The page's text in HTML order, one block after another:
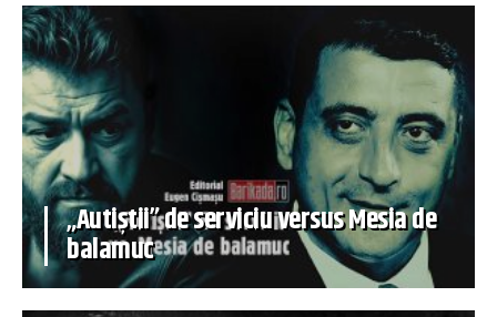
„Autiștii” de serviciu versus Mesia de
balamuc